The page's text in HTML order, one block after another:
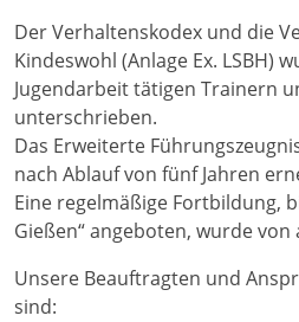
Der Verhaltenskodex und die
Kindeswohl (Anlage Ex. LSBH)
Jugendarbeit tätigen Trainern
unterschrieben.
Das Erweiterte
nach Ablauf von fünf Jahren
Eine regelmäßige Fortbildung,
Gießen“ angeboten, wurde von
Unsere Beauftragten und
sind: